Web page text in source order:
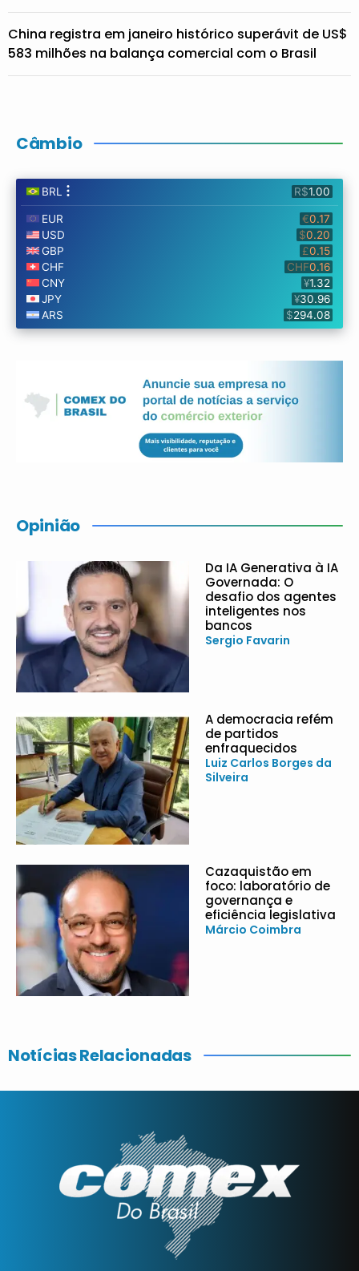
China registra em janeiro histórico superávit de US$
583 milhões na balança comercial com o Brasil
Câmbio
Opinião
Da IA Generativa à IA
Governada: O
desafio dos agentes
inteligentes nos
bancos
Sergio Favarin
A democracia refém
de partidos
enfraquecidos
Luiz Carlos Borges da
Silveira
Cazaquistão em
foco: laboratório de
governança e
eficiência legislativa
Márcio Coimbra
Notícias Relacionadas